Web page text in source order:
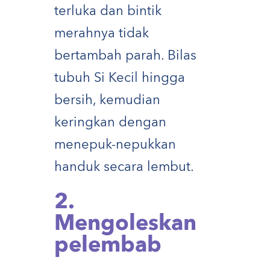
terluka dan bintik
merahnya tidak
bertambah parah. Bilas
tubuh Si Kecil hingga
bersih, kemudian
keringkan dengan
menepuk-nepukkan
handuk secara lembut.
2.
Mengoleskan
pelembab